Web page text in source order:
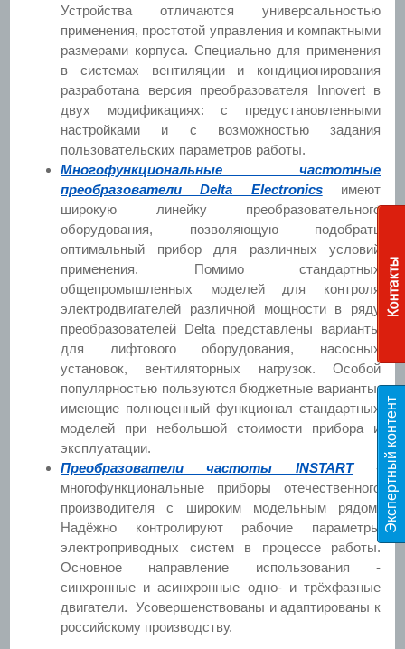
Э
к
с
п
е
р
т
н
ы
й
к
о
н
т
е
н
т
T
E
S
Устройства отличаются универсальностью
применения, простотой управления и компактными
размерами корпуса. Специально для применения
в системах вентиляции и кондиционирования
разработана версия преобразователя Innovert в
двух модификациях: с предустановленными
настройками и с возможностью задания
пользовательских параметров работы.
Многофункциональные частотные
преобразователи Delta Electronicsимеют
широкую линейку преобразовательного
оборудования, позволяющую подобрать
оптимальный прибор для различных условий
применения. Помимо стандартных
общепромышленных моделей для контроля
электродвигателей различной мощности в ряду
преобразователей Delta представлены варианты
для лифтового оборудования, насосных
установок, вентиляторных нагрузок. Особой
популярностью пользуются бюджетные варианты,
имеющие полноценный функционал стандартных
моделей при небольшой стоимости прибора и
эксплуатации.
Преобразователи частоты INSTART-
многофункциональные приборы отечественного
производителя с широким модельным рядом.
Надёжно контролируют рабочие параметры
электроприводных систем в процессе работы.
Основное направление использования -
синхронные и асинхронные одно- и трёхфазные
двигатели. Усовершенствованы и адаптированы к
российскому производству.